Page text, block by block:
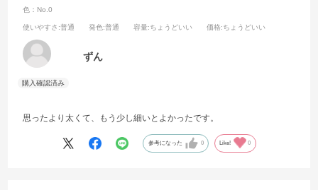
色：No.0
使いやすさ :普通 発色:普通 容量:ちょうどいい 価格:ちょうどいい
ずん
思ったより太くて、もう少し細いとよかったです。
参考になった 0 Like! 0